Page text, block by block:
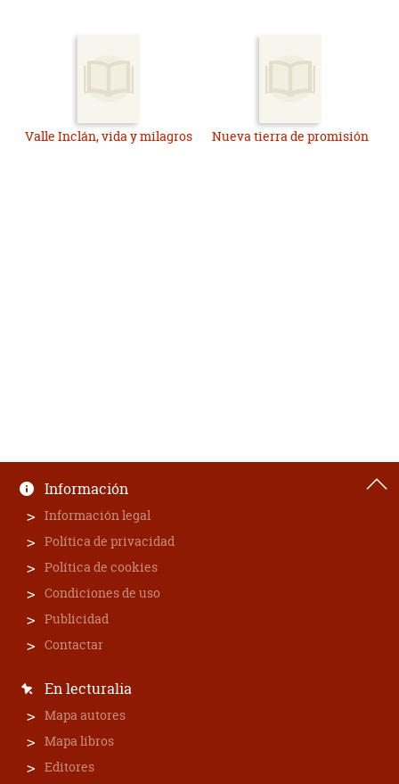
Valle Inclán, vida y milagros Nueva tierra de promisión
Información
Información legal
Política de privacidad
Política de cookies
Condiciones de uso
Publicidad
Contactar
En lecturalia
Mapa autores
Mapa libros
Editores